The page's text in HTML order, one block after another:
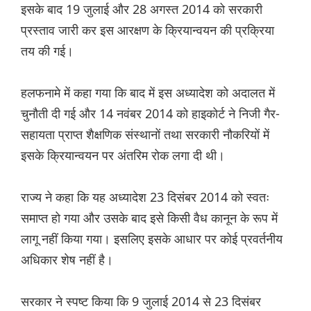
इसके बाद 19 जुलाई और 28 अगस्त 2014 को सरकारी
प्रस्ताव जारी कर इस आरक्षण के क्रियान्वयन की प्रक्रिया
तय की गई।
हलफनामे में कहा गया कि बाद में इस अध्यादेश को अदालत में
चुनौती दी गई और 14 नवंबर 2014 को हाइकोर्ट ने निजी गैर-
सहायता प्राप्त शैक्षणिक संस्थानों तथा सरकारी नौकरियों में
इसके क्रियान्वयन पर अंतरिम रोक लगा दी थी।
राज्य ने कहा कि यह अध्यादेश 23 दिसंबर 2014 को स्वतः
समाप्त हो गया और उसके बाद इसे किसी वैध कानून के रूप में
लागू नहीं किया गया। इसलिए इसके आधार पर कोई प्रवर्तनीय
अधिकार शेष नहीं है।
सरकार ने स्पष्ट किया कि 9 जुलाई 2014 से 23 दिसंबर